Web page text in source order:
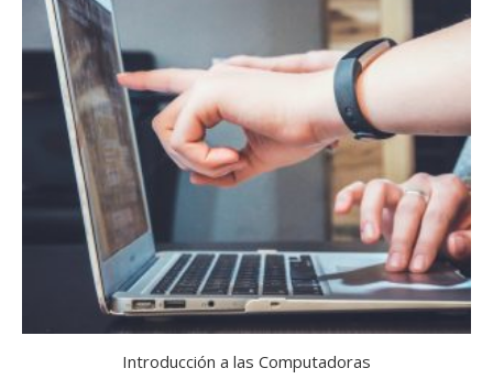
Introducción a las Computadoras